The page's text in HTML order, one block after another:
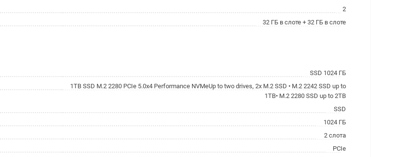
2
32 ГБ в слоте + 32 ГБ в слоте
SSD 1024 ГБ
1TB SSD M.2 2280 PCIe 5.0x4 Performance NVMeUp to two drives, 2x M.2 SSD • M.2 2242 SSD up to
1TB• M.2 2280 SSD up to 2TB
SSD
1024 ГБ
2 слота
PCIe